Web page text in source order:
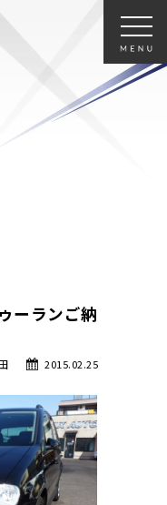
ランご納
2015.02.25